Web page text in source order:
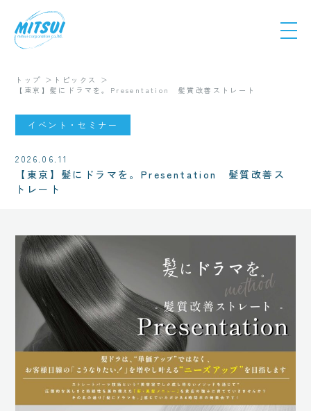
トップ
トピックス
【東京】髪にドラマを。Presentation 髪質改善ストレート
イベント・セミナー
2026.06.11
【東京】髪にドラマを。Presentation 髪質改善ス
トレート